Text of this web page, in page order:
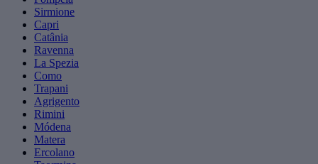
Sirmione
Capri
Catânia
Ravenna
La Spezia
Como
Trapani
Agrigento
Rimini
Módena
Matera
Ercolano